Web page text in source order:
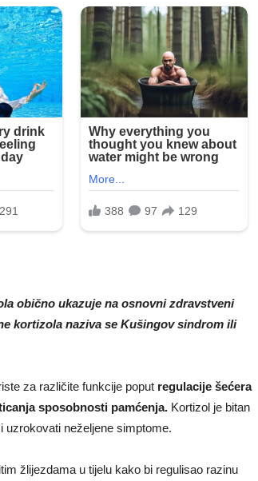
obično ukazuje na osnovni zdravstveni
kortizola naziva se Kušingov sindrom ili
za različite funkcije poput regulacije šećera
sposobnosti pamćenja. Kortizol je bitan
uzrokovati neželjene simptome.
žlijezdama u tijelu kako bi regulisao razinu